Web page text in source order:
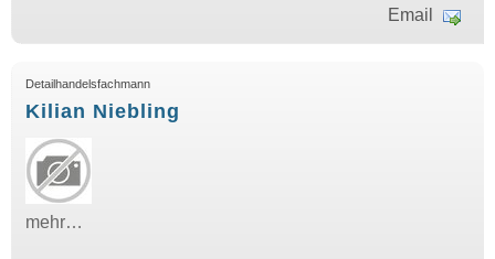
Email
Detailhandelsfachmann
Kilian Niebling
mehr…